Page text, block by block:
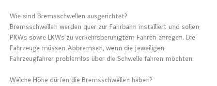
Wie sind Bremsschwellen ausgerichtet?
Bremsschwellen werden quer zur Fahrbahn installiert und sollen
PKWs sowie LKWs zu verkehrsberuhigtem Fahren anregen. Die
Fahrzeuge müssen Abbremsen, wenn die jeweiligen
Fahrzeugfahrer problemlos über die Schwelle fahren möchten.
Welche Höhe dürfen die Bremsschwellen haben?